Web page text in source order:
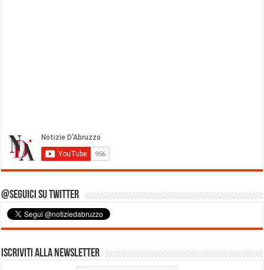
@Seguici su Twitter
Iscriviti alla Newsletter